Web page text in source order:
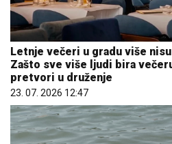
Letnje večeri u gradu više
Zašto sve više ljudi bira
pretvori u druženje
23. 07. 2026 12:47